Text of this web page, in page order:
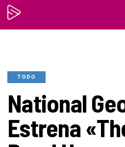
TODO
National
Estrena